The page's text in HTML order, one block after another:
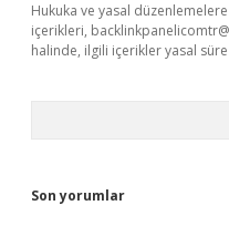
Hukuka ve yasal
içerikleri,
halinde, ilgili içerikler yasal
Son yorumlar